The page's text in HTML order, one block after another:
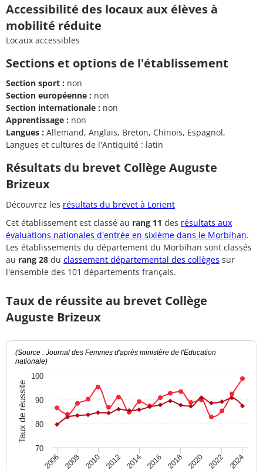
Accessibilité des locaux aux élèves à
mobilité réduite
Locaux accessibles
Sections et options de l'établissement
Section sport : non
Section européenne : non
Section internationale : non
Apprentissage : non
Langues : Allemand, Anglais, Breton, Chinois, Espagnol,
Langues et cultures de l'Antiquité : latin
Résultats du brevet Collège Auguste
Brizeux
Découvrez les résultats du brevet à Lorient
Cet établissement est classé au rang 11 des résultats aux
évaluations nationales d'entrée en sixième dans le Morbihan.
Les établissements du département du Morbihan sont classés
au rang 28 du classement départemental des collèges sur
l'ensemble des 101 départements français.
Taux de réussite au brevet Collège
Auguste Brizeux
Taux de réussite
(Source : Journal des Femmes d'après ministère de l'Education
nationale)
2006 2008 2010 2012 2014 2016 2018 2020 2022 2024
70
80
90
100